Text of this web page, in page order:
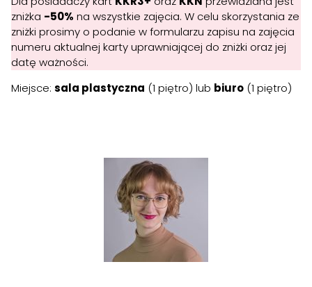
zniżka -50% na wszystkie zajęcia. W celu skorzystania ze
zniżki prosimy o podanie w formularzu zapisu na zajęcia
numeru aktualnej karty uprawniającej do zniżki oraz jej
datę ważności.
Miejsce: sala plastyczna (1 piętro) lub biuro (1 piętro)